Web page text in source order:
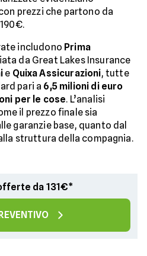
prezzi che partono da
includono Prima
da Great Lakes Insurance
e Quixa Assicurazioni, tutte
pari a 6,5 milioni di euro
per le cose. L’analisi
il prezzo finale sia
garanzie base, quanto dal
struttura della compagnia.
da 131€*